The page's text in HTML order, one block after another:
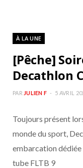
À LA UNE
[Pêche]
Decathlon
PAR JULIEN F 5 AVRIL
Toujours présent
monde du sport,
embarcation dédiée
tube FLTB 9